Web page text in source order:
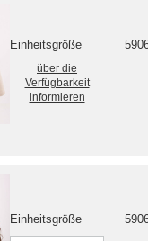
Einheitsgröße
Einheitsgröße
über die
Verfügbarkeit
informieren